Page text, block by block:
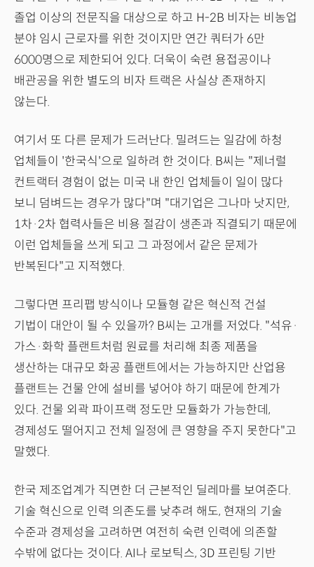
졸업 이상의 전문직을 대상으로 하고 H-2B 비자는 비농업
분야 임시 근로자를 위한 것이지만 연간 쿼터가 6만
6000명으로 제한되어 있다. 더욱이 숙련 용접공이나
배관공을 위한 별도의 비자 트랙은 사실상 존재하지
않는다.
여기서 또 다른 문제가 드러난다. 밀려드는 일감에 하청
업체들이 '한국식'으로 일하려 한 것이다. B씨는 "제너럴
컨트랙터 경험이 없는 미국 내 한인 업체들이 일이 많다
보니 덤벼드는 경우가 많다"며 "대기업은 그나마 낫지만,
1차·2차 협력사들은 비용 절감이 생존과 직결되기 때문에
이런 업체들을 쓰게 되고 그 과정에서 같은 문제가
반복된다"고 지적했다.
그렇다면 프리팹 방식이나 모듈형 같은 혁신적 건설
기법이 대안이 될 수 있을까? B씨는 고개를 저었다. "석유·
가스·화학 플랜트처럼 원료를 처리해 최종 제품을
생산하는 대규모 화공 플랜트에서는 가능하지만 산업용
플랜트는 건물 안에 설비를 넣어야 하기 때문에 한계가
있다. 건물 외곽 파이프랙 정도만 모듈화가 가능한데,
경제성도 떨어지고 전체 일정에 큰 영향을 주지 못한다"고
말했다.
한국 제조업계가 직면한 더 근본적인 딜레마를 보여준다.
기술 혁신으로 인력 의존도를 낮추려 해도, 현재의 기술
수준과 경제성을 고려하면 여전히 숙련 인력에 의존할
수밖에 없다는 것이다. AI나 로보틱스, 3D 프린팅 기반